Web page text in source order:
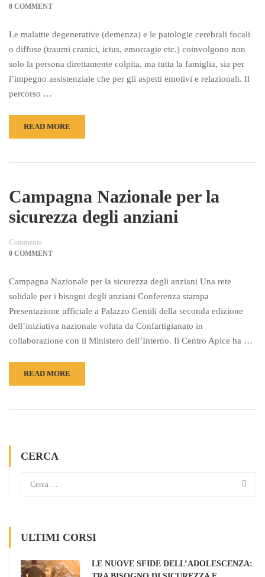
0 COMMENT
Le malattie degenerative (demenza) e le patologie cerebrali focali
o diffuse (traumi cranici, ictus, emorragie etc.) coinvolgono non
solo la persona direttamente colpita, ma tutta la famiglia, sia per
l’impegno assistenziale che per gli aspetti emotivi e relazionali. Il
percorso …
READ MORE
Campagna Nazionale per la
sicurezza degli anziani
Comments
0 COMMENT
Campagna Nazionale per la sicurezza degli anziani Una rete
solidale per i bisogni degli anziani Conferenza stampa
Presentazione ufficiale a Palazzo Gentili della seconda edizione
dell’iniziativa nazionale voluta da Confartigianato in
collaborazione con il Ministero dell’Interno. Il Centro Apice ha …
READ MORE
CERCA
ULTIMI CORSI
LE NUOVE SFIDE DELL’ADOLESCENZA: